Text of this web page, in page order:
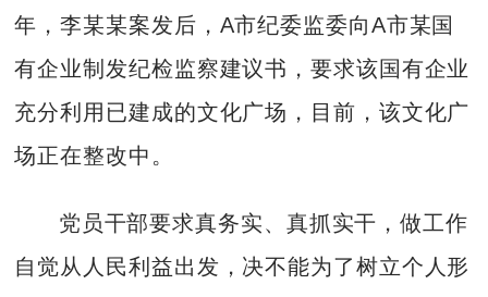
年，李某某案发后，A市纪委监委向A市某国
有企业制发纪检监察建议书，要求该国有企业
充分利用已建成的文化广场，目前，该文化广
场正在整改中。
党员干部要求真务实、真抓实干，做工作
自觉从人民利益出发，决不能为了树立个人形